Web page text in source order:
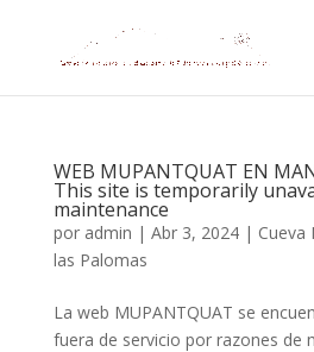
WEB MUPANTQUAT EN
This site is temporarily
maintenance
por admin | Abr 3, 2024| Cueva
las Palomas
La web MUPANTQUAT se
fuera de servicio por razones de